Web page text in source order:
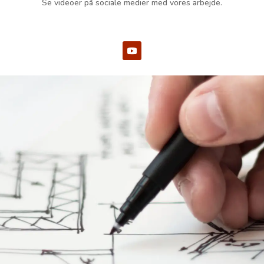
Se videoer på sociale medier med vores arbejde.